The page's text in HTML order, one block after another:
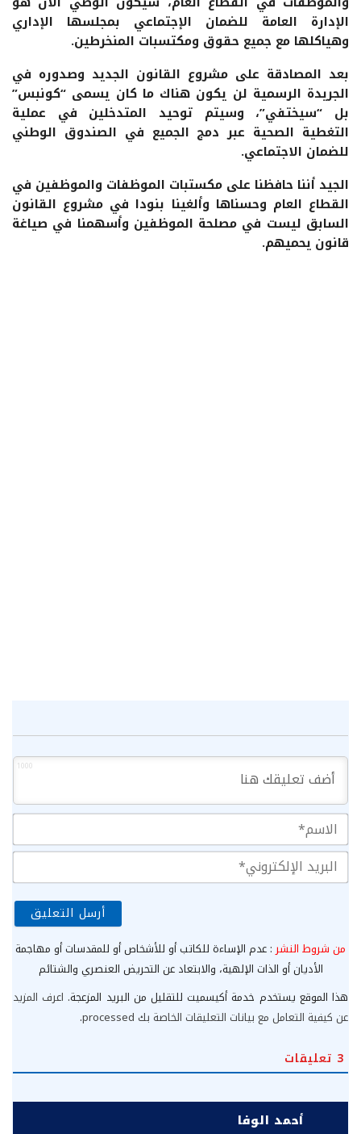
الإدارة العامة للضمان الإجتماعي بمجلسها الإداري
وهياكلها مع جميع حقوق ومكتسبات المنخرطين.
بعد المصادقة على مشروع القانون الجديد وصدوره في
الجريدة الرسمية لن يكون هناك ما كان يسمى “كونبس”
بل “سيختفي”، وسيتم توحيد المتدخلين في عملية
التغطية الصحية عبر دمج الجميع في الصندوق الوطني
للضمان الاجتماعي.
الجيد أننا حافظنا على مكستبات الموظفات والموظفين في
القطاع العام وحسناها وألغينا بنودا في مشروع القانون
السابق ليست في مصلحة الموظفين وأسهمنا في صياغة
قانون يحميهم.
1000
من شروط النشر : عدم الإساءة للكاتب أو للأشخاص أو للمقدسات أو مهاجمة
الأديان أو الذات الإلهية، والابتعاد عن التحريض العنصري والشتائم
هذا الموقع يستخدم خدمة أكيسميت للتقليل من البريد المزعجة. اعرف المزيد
عن كيفية التعامل مع بيانات التعليقات الخاصة بك processed
.
3 تعليقات
أحمد الوفا